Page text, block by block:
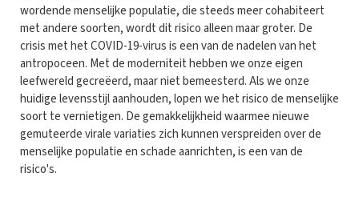
wordende menselijke populatie, die steeds meer cohabiteert
met andere soorten, wordt dit risico alleen maar groter. De
crisis met het COVID-19-virus is een van de nadelen van het
antropoceen. Met de moderniteit hebben we onze eigen
leefwereld gecreëerd, maar niet bemeesterd. Als we onze
huidige levensstijl aanhouden, lopen we het risico de menselijke
soort te vernietigen. De gemakkelijkheid waarmee nieuwe
gemuteerde virale variaties zich kunnen verspreiden over de
menselijke populatie en schade aanrichten, is een van de
risico's.